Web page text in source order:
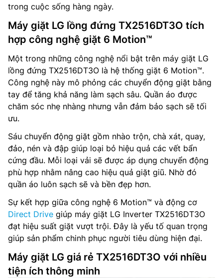
trong cuộc sống hàng ngày.
Máy giặt LG lồng đứng TX2516DT3O tích
hợp công nghệ giặt 6 Motion™
Một trong những công nghệ nổi bật trên máy giặt LG
lồng đứng TX2516DT3O là hệ thống giặt 6 Motion™.
Công nghệ này mô phỏng các chuyển động giặt bằng
tay để tăng khả năng làm sạch sâu. Quần áo được
chăm sóc nhẹ nhàng nhưng vẫn đảm bảo sạch sẽ tối
ưu.
Sáu chuyển động giặt gồm nhào trộn, chà xát, quay,
đảo, nén và đập giúp loại bỏ hiệu quả các vết bẩn
cứng đầu. Mỗi loại vải sẽ được áp dụng chuyển động
phù hợp nhằm nâng cao hiệu quả giặt giũ. Nhờ đó
quần áo luôn sạch sẽ và bền đẹp hơn.
Sự kết hợp giữa công nghệ 6 Motion™ và động cơ
Direct Drive giúp máy giặt LG Inverter TX2516DT3O
đạt hiệu suất giặt vượt trội. Đây là yếu tố quan trọng
giúp sản phẩm chinh phục người tiêu dùng hiện đại.
Máy giặt LG giá rẻ TX2516DT3O với nhiều
tiện ích thông minh